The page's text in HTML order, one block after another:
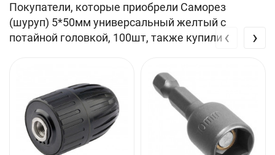
Покупатели, которые приобрели Саморез
(шуруп) 5*50мм универсальный желтый с
потайной головкой, 100шт, также купили ‹ ›